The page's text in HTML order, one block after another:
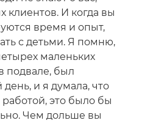
клиентов. И когда вы
время и опыт,
с детьми. Я помню,
маленьких
подвале, был
и я думала, что
это было бы
Чем дольше вы